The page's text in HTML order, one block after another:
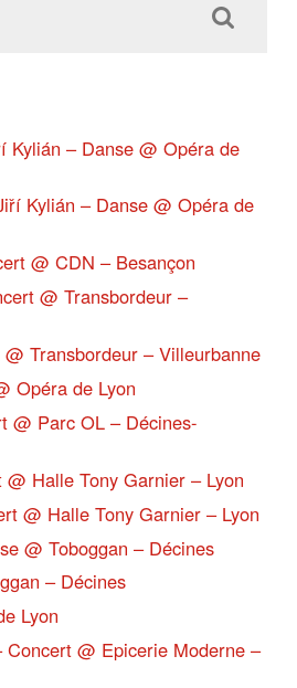
Kylián – Danse @ Opéra de
Kylián – Danse @ Opéra de
@ CDN – Besançon
@ Transbordeur –
Transbordeur – Villeurbanne
Opéra de Lyon
@ Parc OL – Décines-
Halle Tony Garnier – Lyon
@ Halle Tony Garnier – Lyon
@ Toboggan – Décines
– Décines
Lyon
Concert @ Epicerie Moderne –